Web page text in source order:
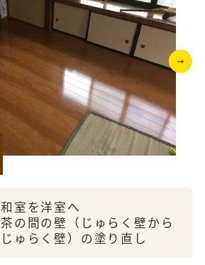
和室を洋室へ
茶の間の壁（じゅらく壁から
じゅらく壁）の塗り直し